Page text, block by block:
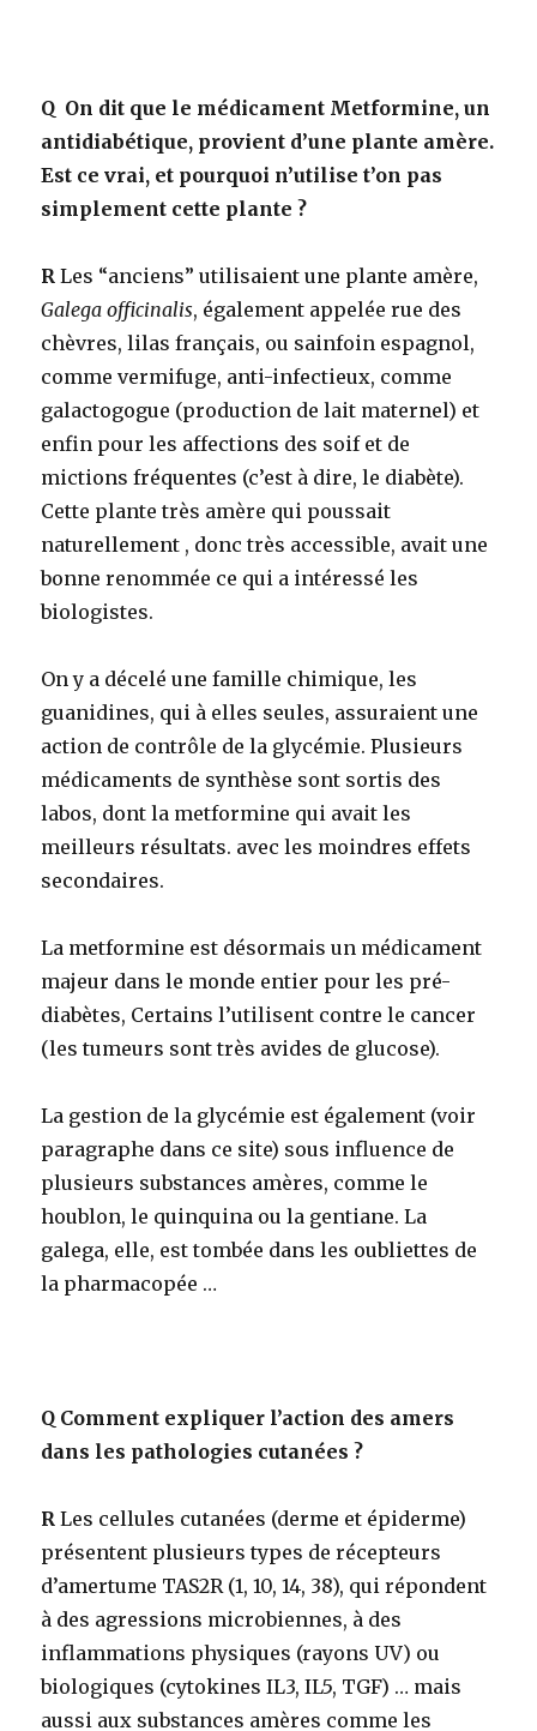
Q On dit que le médicament Metformine, un
antidiabétique, provient d’une plante amère.
Est ce vrai, et pourquoi n’utilise t’on pas
simplement cette plante ?
R Les “anciens” utilisaient une plante amère,
Galega officinalis, également appelée rue des
chèvres, lilas français, ou sainfoin espagnol,
comme vermifuge, anti-infectieux, comme
galactogogue (production de lait maternel) et
enfin pour les affections des soif et de
mictions fréquentes (c’est à dire, le diabète).
Cette plante très amère qui poussait
naturellement , donc très accessible, avait une
bonne renommée ce qui a intéressé les
biologistes.
On y a décelé une famille chimique, les
guanidines, qui à elles seules, assuraient une
action de contrôle de la glycémie. Plusieurs
médicaments de synthèse sont sortis des
labos, dont la metformine qui avait les
meilleurs résultats. avec les moindres effets
secondaires.
La metformine est désormais un médicament
majeur dans le monde entier pour les pré-
diabètes, Certains l’utilisent contre le cancer
(les tumeurs sont très avides de glucose).
La gestion de la glycémie est également (voir
paragraphe dans ce site) sous influence de
plusieurs substances amères, comme le
houblon, le quinquina ou la gentiane. La
galega, elle, est tombée dans les oubliettes de
la pharmacopée …
Q Comment expliquer l’action des amers
dans les pathologies cutanées ?
RLes cellules cutanées (derme et épiderme)
présentent plusieurs types de récepteurs
d’amertume TAS2R (1, 10, 14, 38), qui répondent
à des agressions microbiennes, à des
inflammations physiques (rayons UV) ou
biologiques (cytokines IL3, IL5, TGF) … mais
aussi aux substances amères comme les